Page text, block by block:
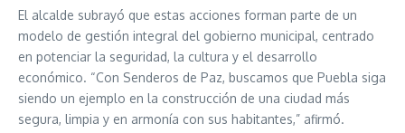
El alcalde subrayó que estas acciones forman parte de un
modelo de gestión integral del gobierno municipal, centrado
en potenciar la seguridad, la cultura y el desarrollo
económico. “Con Senderos de Paz, buscamos que Puebla siga
siendo un ejemplo en la construcción de una ciudad más
segura, limpia y en armonía con sus habitantes,” afirmó.